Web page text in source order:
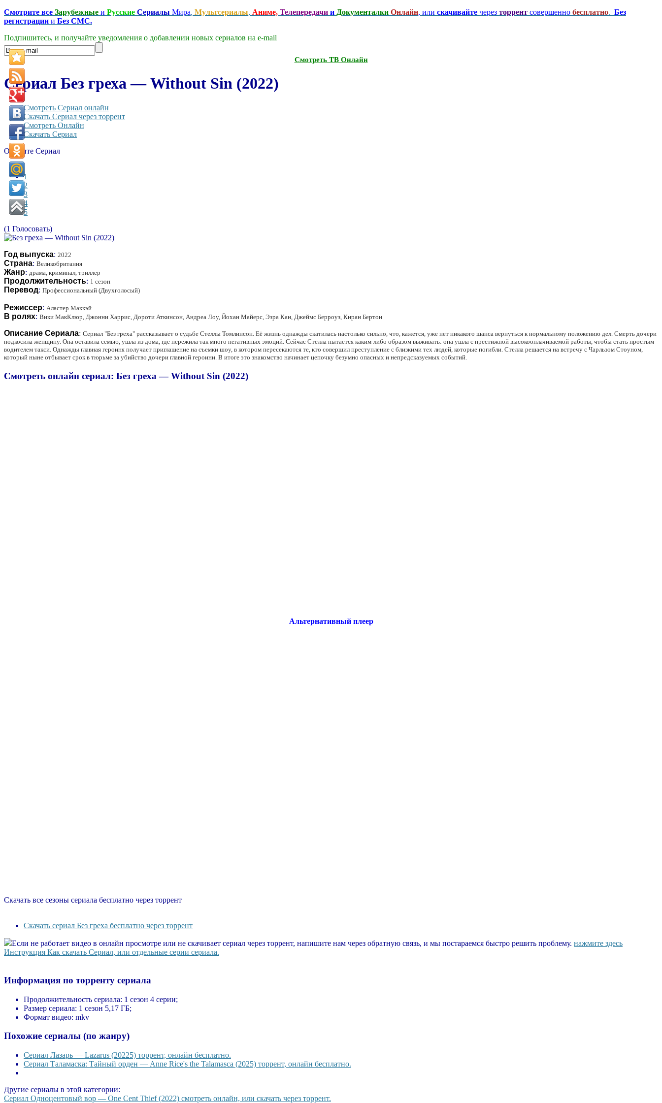
Смотрите все Зарубежные и Русские Сериалы Мира, Мультсериалы, Аниме, Телепередачи и Документалки Онлайн, или скачивайте через торрент совершенно бесплатно. Без
регистрации и Без СМС.
Подпишитесь, и получайте уведомления о добавлении новых сериалов на e-mаil
Смотреть ТВ Онлайн
Сериал Без греха — Without Sin (2022)
Смотреть Сериал онлайн
Скачать Сериал через торрент
Смотреть Онлайн
Скачать Сериал
Оцените Сериал
1
2
3
4
5
(1 Голосовать)
Год выпуска: 2022
Страна: Великобритания
Жанр: драма, криминал, триллер
Продолжительность: 1 сезон
Перевод: Профессиональный (Двухголосый)
Режиссер: Аластер Маккэй
В ролях: Вики МакКлюр, Джонни Харрис, Дороти Аткинсон, Андреа Лоу, Йохан Майерс, Эзра Кан, Джеймс Берроуз, Киран Бертон
Описание Сериала: Сериал "Без греха" рассказывает о судьбе Стеллы Томлинсон. Её жизнь однажды скатилась настолько сильно, что, кажется, уже нет никакого шанса вернуться к нормальному положению дел. Смерть дочери
подкосила женщину. Она оставила семью, ушла из дома, где пережила так много негативных эмоций. Сейчас Стелла пытается каким-либо образом выживать: она ушла с престижной высокооплачиваемой работы, чтобы стать простым
водителем такси. Однажды главная героиня получает приглашение на съемки шоу, в котором пересекаются те, кто совершил преступление с близкими тех людей, которые погибли. Стелла решается на встречу с Чарльзом Стоуном,
который ныне отбывает срок в тюрьме за убийство дочери главной героини. В итоге это знакомство начинает цепочку безумно опасных и непредсказуемых событий.
Смотреть онлайн сериал: Без греха — Without Sin (2022)
Альтернативный плеер
Скачать все сезоны сериала бесплатно через торрент
Скачать сериал Без греха бесплатно через торрент
Если не работает видео в онлайн просмотре или не скачивает сериал через торрент, напишите нам через обратную связь, и мы постараемся быстро решить проблему. нажмите здесь
Инструкция Как скачать Сериал, или отдельные серии сериала.
Информация по торренту сериала
Продолжительность сериала: 1 сезон 4 серии;
Размер сериала: 1 сезон 5,17 ГБ;
Формат видео: mkv
Похожие сериалы (по жанру)
Сериал Лазарь — Lazarus (20225) торрент, онлайн бесплатно.
Сериал Таламаска: Тайный орден — Anne Rice's the Talamasca (2025) торрент, онлайн бесплатно.
Другие сериалы в этой категории:
Сериал Одноцентовый вор — One Cent Thief (2022) смотреть онлайн, или скачать через торрент.